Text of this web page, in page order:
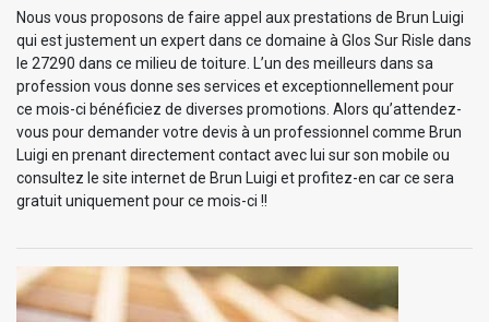
Nous vous proposons de faire appel aux prestations de Brun Luigi
qui est justement un expert dans ce domaine à Glos Sur Risle dans
le 27290 dans ce milieu de toiture. L’un des meilleurs dans sa
profession vous donne ses services et exceptionnellement pour
ce mois-ci bénéficiez de diverses promotions. Alors qu’attendez-
vous pour demander votre devis à un professionnel comme Brun
Luigi en prenant directement contact avec lui sur son mobile ou
consultez le site internet de Brun Luigi et profitez-en car ce sera
gratuit uniquement pour ce mois-ci !!